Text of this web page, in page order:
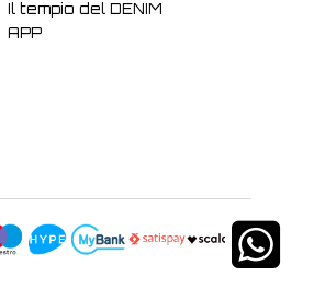
Il tempio del DENIM
APP